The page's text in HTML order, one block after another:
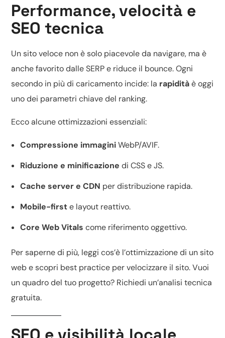
Performance, velocità e
SEO tecnica
Un sito veloce non è solo piacevole da navigare, ma è
anche favorito dalle SERP e riduce il bounce. Ogni
secondo in più di caricamento incide: la rapiditàè oggi
uno dei parametri chiave del ranking.
Ecco alcune ottimizzazioni essenziali:
Compressione immaginiWebP/AVIF.
Riduzione e minificazione di CSS e JS.
Cache server e CDN per distribuzione rapida.
Mobile-firste layout reattivo.
Core Web Vitals come riferimento oggettivo.
Per saperne di più, leggicos’è l’ottimizzazione di un sito
webe scopri best practice per velocizzare il sito. Vuoi
un quadro del tuo progetto? Richiedi un’analisi tecnica
gratuita.